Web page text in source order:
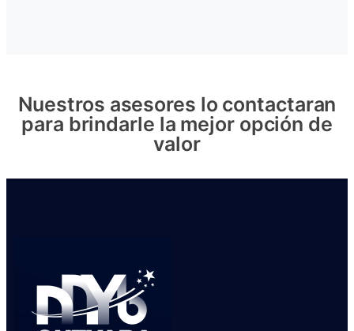
Nuestros asesores lo contactaran
para brindarle la mejor opción de
valor